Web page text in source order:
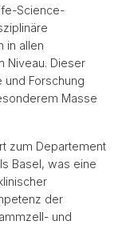
Science-
in allen
Niveau. Dieser
Forschung
Masse
zum Departement
Basel, was eine
der
und